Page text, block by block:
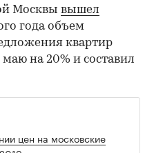
Москвы вышел
года объем
квартир
на 20% и составил
цен на московские